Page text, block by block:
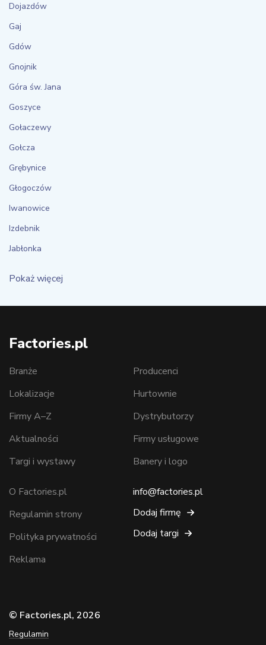
Dojazdów
Gaj
Gdów
Gnojnik
Góra św. Jana
Goszyce
Gołaczewy
Gołcza
Grębynice
Głogoczów
Iwanowice
Izdebnik
Jabłonka
Pokaż więcej
Factories.pl
Branże
Lokalizacje
Firmy A–Z
Aktualności
Targi i wystawy
Producenci
Hurtownie
Dystrybutorzy
Firmy usługowe
Banery i logo
O Factories.pl
Regulamin strony
Polityka prywatności
Reklama
info@factories.pl
Dodaj firmę
Dodaj targi
© Factories.pl, 2026
Regulamin